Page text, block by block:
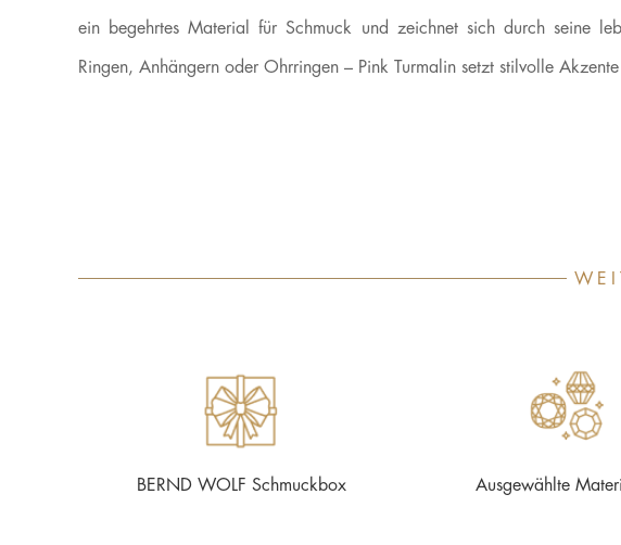
ein begehrtes Material für Schmuck und zeichnet sich durch seine
Ringen, Anhängern oder Ohrringen – Pink Turmalin setzt stilvolle
BERND WOLF Schmuckbox Ausgewählte